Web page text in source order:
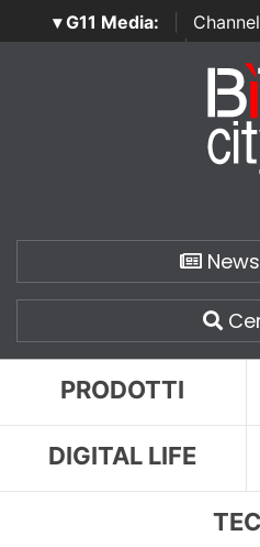
▾ G11 Media:
SecurityOpenLab | Italian
Italian
PRODOTTI
DIGITAL LIFE